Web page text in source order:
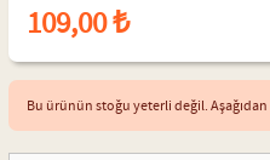
109,00 ₺
Bu ürünün stoğu yeterli değil.